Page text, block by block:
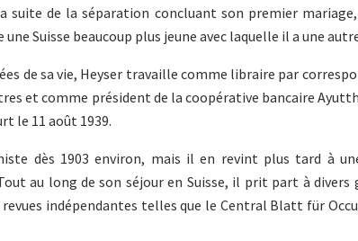
de la séparation concluant son premier
Suisse beaucoup plus jeune avec laquelle il a une
de sa vie, Heyser travaille comme libraire par
et comme président de la coopérative bancaire
le 11 août 1939.
dès 1903 environ, mais il en revint plus tard à
au long de son séjour en Suisse, il prit part à divers
indépendantes telles que le Central Blatt für